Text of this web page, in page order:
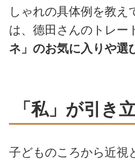
しゃれの具体例を教え
は、德田さんのトレー
ネ」のお気に入りや選
「私」が引き
子どものころから近視